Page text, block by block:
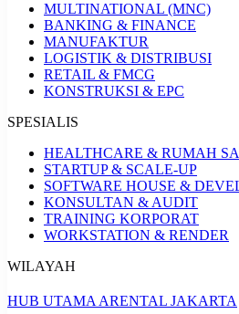
MULTINATIONAL (MNC)
BANKING & FINANCE
MANUFAKTUR
LOGISTIK & DISTRIBUSI
RETAIL & FMCG
KONSTRUKSI & EPC
SPESIALIS
HEALTHCARE & RUMAH
STARTUP & SCALE-UP
SOFTWARE HOUSE &
KONSULTAN & AUDIT
TRAINING KORPORAT
WORKSTATION & RENDER
WILAYAH
HUB UTAMA ARENTAL JAKARTA